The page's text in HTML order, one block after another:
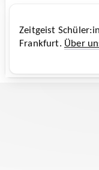
Zeitgeist
Frankfurt. Über